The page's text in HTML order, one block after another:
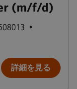
(m/f/d)
•
詳細を見る